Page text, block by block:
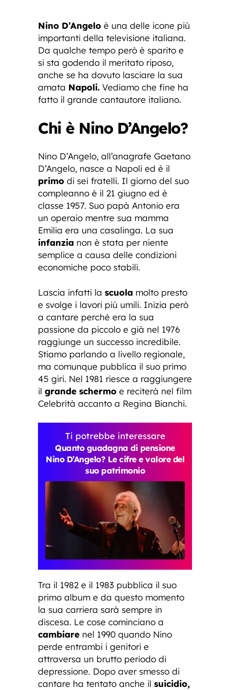
Nino D’Angelo è una delle icone più
importanti della televisione italiana.
Da qualche tempo però è sparito e
si sta godendo il meritato riposo,
anche se ha dovuto lasciare la sua
amata Napoli. Vediamo che fine ha
fatto il grande cantautore italiano.
Chi è Nino D’Angelo?
Nino D’Angelo, all’anagrafe Gaetano
D’Angelo, nasce a Napoli ed è il
primo di sei fratelli. Il giorno del suo
compleanno è il 21 giugno ed è
classe 1957. Suo papà Antonio era
un operaio mentre sua mamma
Emilia era una casalinga. La sua
infanzia non è stata per niente
semplice a causa delle condizioni
economiche poco stabili.
Lascia infatti la scuola molto presto
e svolge i lavori più umili. Inizia però
a cantare perché era la sua
passione da piccolo e già nel 1976
raggiunge un successo incredibile.
Stiamo parlando a livello regionale,
ma comunque pubblica il suo primo
45 giri. Nel 1981 riesce a raggiungere
il grande schermo e reciterà nel film
Celebrità accanto a Regina Bianchi.
Ti potrebbe interessare
Quanto guadagna di pensione
Nino D’Angelo? Le cifre e valore del
suo patrimonio
Tra il 1982 e il 1983 pubblica il suo
primo album e da questo momento
la sua carriera sarà sempre in
discesa. Le cose cominciano a
cambiare nel 1990 quando Nino
perde entrambi i genitori e
attraversa un brutto periodo di
depressione. Dopo aver smesso di
cantare ha tentato anche il suicidio,